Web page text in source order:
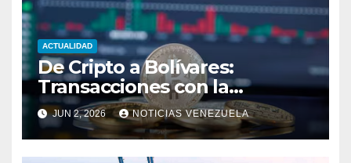
ACTUALIDAD
De Cripto a Bolívares:
Transacciones con la
Tecnología de
Bancaamigable
JUN 2, 2026 NOTICIAS VENEZUELA